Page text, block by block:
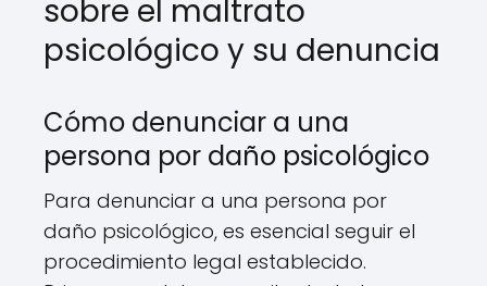
sobre el maltrato
psicológico y su denuncia
Cómo denunciar a una
persona por daño psicológico
Para denunciar a una persona por
daño psicológico, es esencial seguir el
procedimiento legal establecido.